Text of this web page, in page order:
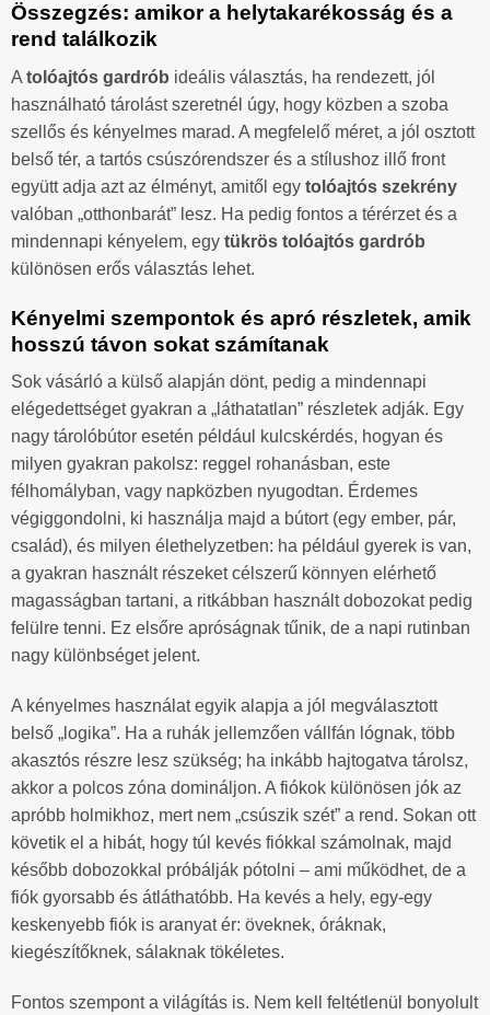
Összegzés: amikor a helytakarékosság és a
rend találkozik
A tolóajtós gardrób ideális választás, ha rendezett, jól
használható tárolást szeretnél úgy, hogy közben a szoba
szellős és kényelmes marad. A megfelelő méret, a jól osztott
belső tér, a tartós csúszórendszer és a stílushoz illő front
együtt adja azt az élményt, amitől egy tolóajtós szekrény
valóban „otthonbarát” lesz. Ha pedig fontos a térérzet és a
mindennapi kényelem, egy tükrös tolóajtós gardrób
különösen erős választás lehet.
Kényelmi szempontok és apró részletek, amik
hosszú távon sokat számítanak
Sok vásárló a külső alapján dönt, pedig a mindennapi
elégedettséget gyakran a „láthatatlan” részletek adják. Egy
nagy tárolóbútor esetén például kulcskérdés, hogyan és
milyen gyakran pakolsz: reggel rohanásban, este
félhomályban, vagy napközben nyugodtan. Érdemes
végiggondolni, ki használja majd a bútort (egy ember, pár,
család), és milyen élethelyzetben: ha például gyerek is van,
a gyakran használt részeket célszerű könnyen elérhető
magasságban tartani, a ritkábban használt dobozokat pedig
felülre tenni. Ez elsőre apróságnak tűnik, de a napi rutinban
nagy különbséget jelent.
A kényelmes használat egyik alapja a jól megválasztott
belső „logika”. Ha a ruhák jellemzően vállfán lógnak, több
akasztós részre lesz szükség; ha inkább hajtogatva tárolsz,
akkor a polcos zóna domináljon. A fiókok különösen jók az
apróbb holmikhoz, mert nem „csúszik szét” a rend. Sokan ott
követik el a hibát, hogy túl kevés fiókkal számolnak, majd
később dobozokkal próbálják pótolni – ami működhet, de a
fiók gyorsabb és átláthatóbb. Ha kevés a hely, egy-egy
keskenyebb fiók is aranyat ér: öveknek, óráknak,
kiegészítőknek, sálaknak tökéletes.
Fontos szempont a világítás is. Nem kell feltétlenül bonyolult